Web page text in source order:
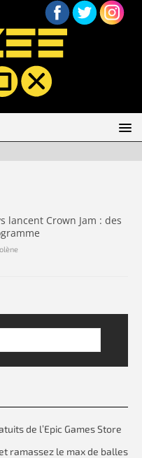
lancent Crown Jam : des
de l’Epic Games Store
ramassez le max de balles